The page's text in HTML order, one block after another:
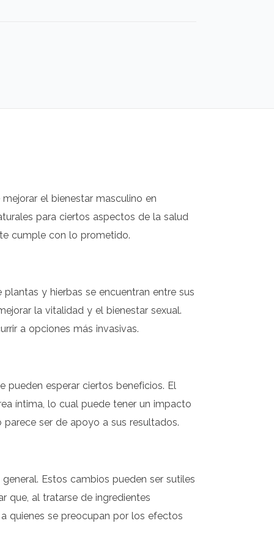
el bienestar masculino en
para ciertos aspectos de la salud
cumple con lo prometido.
y hierbas se encuentran entre sus
la vitalidad y el bienestar sexual.
a opciones más invasivas.
pueden esperar ciertos beneficios. El
íntima, lo cual puede tener un impacto
ser de apoyo a sus resultados.
Estos cambios pueden ser sutiles
que, al tratarse de ingredientes
quienes se preocupan por los efectos